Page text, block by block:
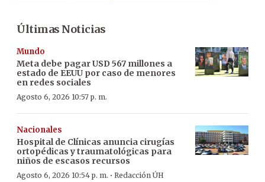
Últimas Noticias
Mundo
Meta debe pagar USD 567 millones a
estado de EEUU por caso de menores
en redes sociales
Agosto 6, 2026 10:57 p. m.
Nacionales
Hospital de Clínicas anuncia cirugías
ortopédicas y traumatológicas para
niños de escasos recursos
Agosto 6, 2026 10:54 p. m. · Redacción ÚH